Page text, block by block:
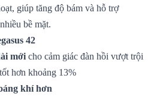
giúp tăng độ bám và hỗ trợ
bề mặt.
42
mới cho cảm giác đàn hồi vượt trội
hơn khoảng 13%
khí hơn